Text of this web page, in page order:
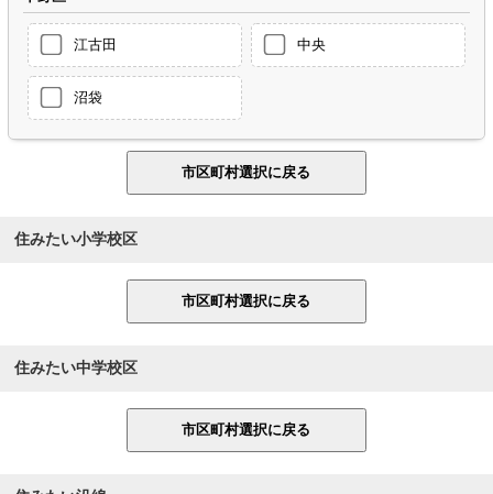
江古田 中央
沼袋
住みたい小学校区
住みたい中学校区